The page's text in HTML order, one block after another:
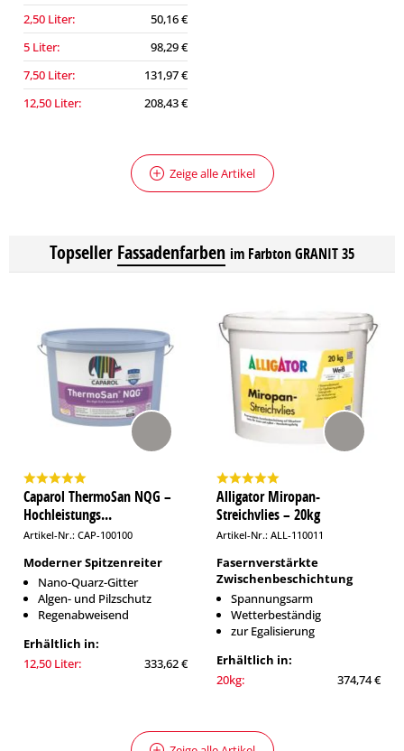
2,50 Liter:
50,16 €
5 Liter:
98,29 €
7,50 Liter:
131,97 €
12,50 Liter:
208,43 €
Zeige alle Artikel
Topseller Fassadenfarben im Farbton GRANIT 35
Caparol ThermoSan NQG –
Hochleistungs...
Artikel-Nr.: CAP-100100
Moderner Spitzenreiter
Nano-Quarz-Gitter
Algen- und Pilzschutz
Regenabweisend
Erhältlich in:
12,50 Liter:
333,62 €
Alligator Miropan-
Streichvlies – 20kg
Artikel-Nr.: ALL-110011
Fasernverstärkte
Zwischenbeschichtung
Spannungsarm
Wetterbeständig
zur Egalisierung
Erhältlich in:
20kg:
374,74 €